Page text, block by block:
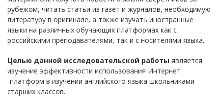
рубежом, читать статьи из газет и журналов, необходимую
литературу в оригинале, а также изучать иностранные
языки на различных обучающих платформах как с
российскими преподавателями, так и с носителями языка.
Целью данной исследовательской работы является
изучение эффективности использования Интернет
-платформ в изучении английского языка школьниками
старших классов.